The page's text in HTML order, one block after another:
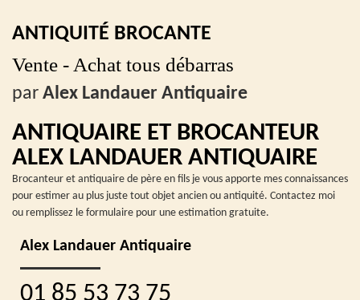
ANTIQUITÉ BROCANTE
Vente - Achat tous débarras
par Alex Landauer Antiquaire
ANTIQUAIRE ET BROCANTEUR
ALEX LANDAUER ANTIQUAIRE
Brocanteur et antiquaire de père en fils je vous apporte mes connaissances
pour estimer au plus juste tout objet ancien ou antiquité. Contactez moi
ou remplissez le formulaire pour une estimation gratuite.
Alex Landauer Antiquaire
01 85 53 73 75